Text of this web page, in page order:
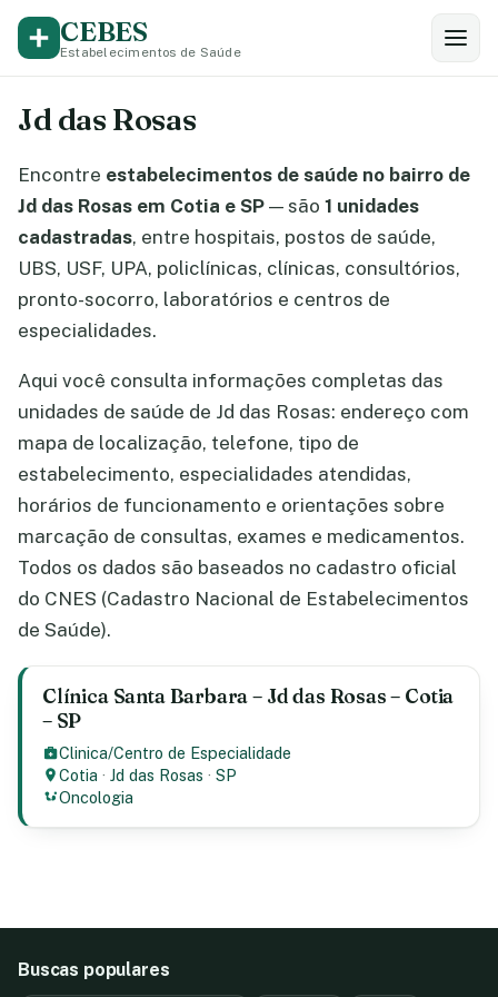
CEBES
Estabelecimentos de Saúde
Jd das Rosas
Encontre estabelecimentos de saúde no bairro de
Jd das Rosas em Cotia e SP — são 1 unidades
cadastradas, entre hospitais, postos de saúde,
UBS, USF, UPA, policlínicas, clínicas, consultórios,
pronto-socorro, laboratórios e centros de
especialidades.
Aqui você consulta informações completas das
unidades de saúde de Jd das Rosas: endereço com
mapa de localização, telefone, tipo de
estabelecimento, especialidades atendidas,
horários de funcionamento e orientações sobre
marcação de consultas, exames e medicamentos.
Todos os dados são baseados no cadastro oficial
do CNES (Cadastro Nacional de Estabelecimentos
de Saúde).
Clínica Santa Barbara – Jd das Rosas – Cotia
– SP
Clinica/Centro de Especialidade
Cotia ·Jd das Rosas ·SP
Oncologia
Buscas populares